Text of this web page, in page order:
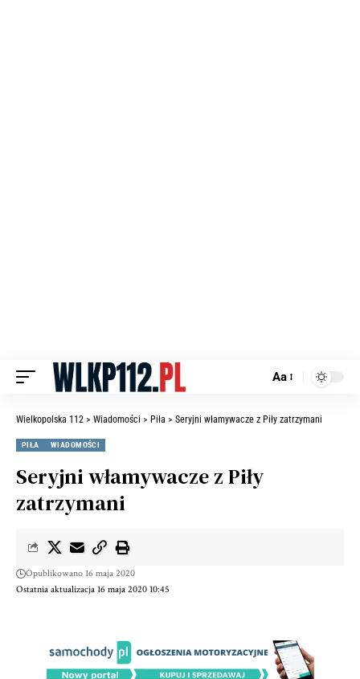
Aa
Wielkopolska 112 > Wiadomości > Piła > Seryjni włamywacze z Piły zatrzymani
PIŁA WIADOMOŚCI
Seryjni włamywacze z Piły
zatrzymani
Ostatnia aktualizacja 16 maja 2020 10:45
Opublikowano 16 maja 2020